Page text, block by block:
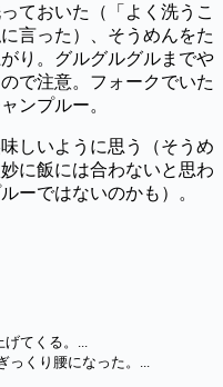
ておいた（「よく洗うこ
言った）、そうめんをた
り。グルグルグルまでや
で注意。フォークでいた
ンプルー。
しいように思う（そうめ
に飯には合わないと思わ
ーではないのかも）。
てくる。...
くり腰になった。...